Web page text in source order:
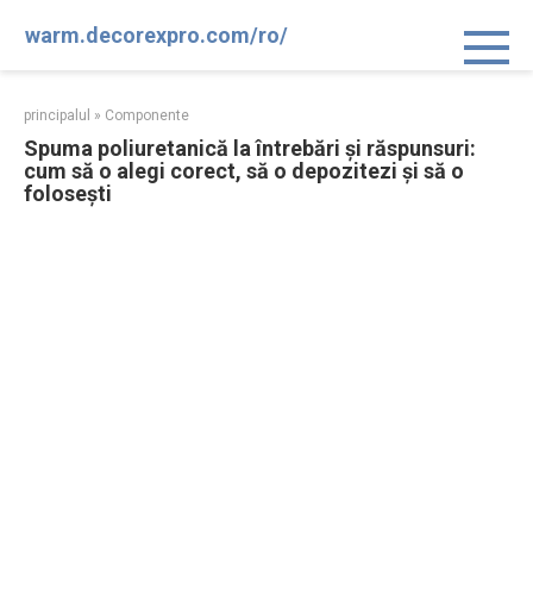
warm.decorexpro.com/ro/
principalul » Componente
Spuma poliuretanică la întrebări și răspunsuri:
cum să o alegi corect, să o depozitezi și să o
folosești